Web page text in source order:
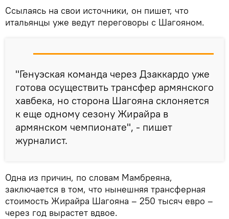
Ссылаясь на свои источники, он пишет, что
итальянцы уже ведут переговоры с Шагояном.
"Генуэская команда через Дзаккардо уже
готова осуществить трансфер армянского
хавбека, но сторона Шагояна склоняется
к еще одному сезону Жирайра в
армянском чемпионате", - пишет
журналист.
Одна из причин, по словам Мамбреяна,
заключается в том, что нынешняя трансферная
стоимость Жирайра Шагояна – 250 тысяч евро –
через год вырастет вдвое.